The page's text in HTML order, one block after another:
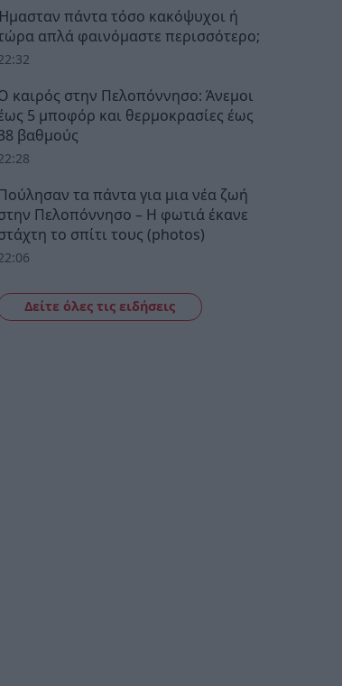
πάντα τόσο κακόψυχοι ή
απλά φαινόμαστε περισσότερο;
καιρός στην Πελοπόννησο: Άνεμοι
5 μποφόρ και θερμοκρασίες έως
βαθμούς
τα πάντα για μια νέα ζωή
Πελοπόννησο – Η φωτιά έκανε
το σπίτι τους (photos)
Δείτε όλες τις ειδήσεις